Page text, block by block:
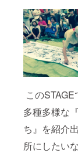
この
多種多様な
ち』を紹介
所にしたい